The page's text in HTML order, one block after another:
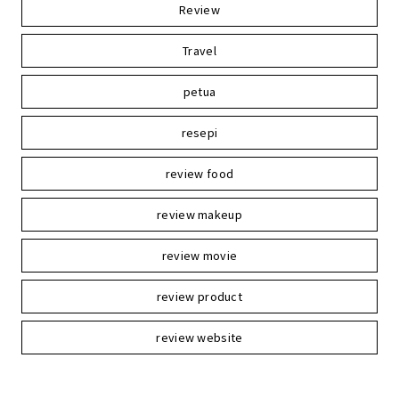
Review
Travel
petua
resepi
review food
review makeup
review movie
review product
review website